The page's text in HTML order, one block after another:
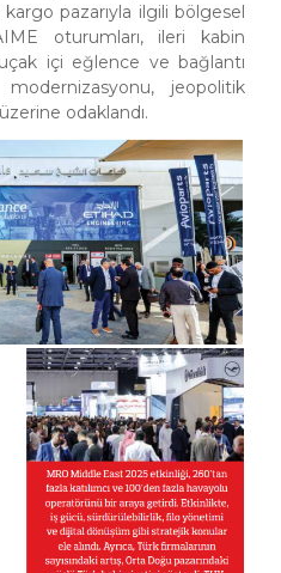
kargo pazarıyla ilgili bölgesel
oturumları, ileri kabin
içi eğlence ve bağlantı
jeopolitik
odaklandı.